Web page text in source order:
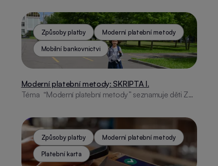
technologie, bezpečnost na internetu a nabízí
interaktivní aktivity i vzdělávací aplikaci.
Způsoby platby Moderní platební metody
Mobilní bankovnictví
Moderní platební metody: SKRIPTA I.
Téma “Moderní platební metody” seznamuje děti ZŠ
bankovnictvím, moderními technologiemi a
internetovou bezpečností. Obsahuje aktivity i
praktické rady.
Způsoby platby Moderní platební metody
Platební karta